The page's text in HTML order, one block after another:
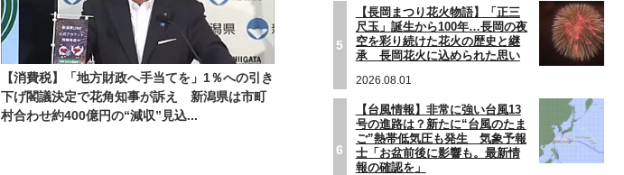
【消費税】「地方財政へ手当てを」1％への引き
下げ閣議決定で花角知事が訴え 新潟県は市町
村合わせ約400億円の“減収”見込...
5
【長岡まつり花火物語】「正三
尺玉」誕生から100年…長岡の夜
空を彩り続けた花火の歴史と継
承 長岡花火に込められた思い
2026.08.01
6
【台風情報】非常に強い台風13
号の進路は？新たに“台風のたま
ご”熱帯低気圧も発生 気象予報
士「お盆前後に影響も。最新情
報の確認を」